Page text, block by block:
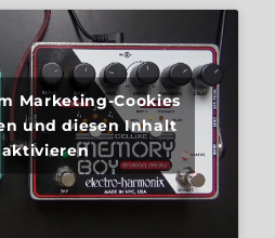
Marketing-Cookies
und diesen Inhalt